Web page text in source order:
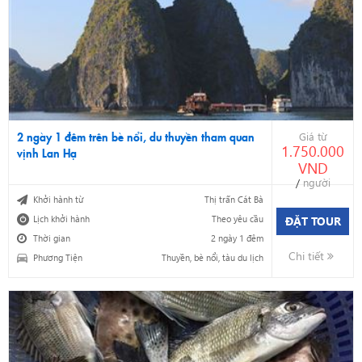
2 ngày 1 đêm trên bè nổi, du thuyền tham quan
vịnh Lan Hạ
Giá từ
1.750.000
VND
/ người
Khởi hành từ
Thị trấn Cát Bà
Lịch khởi hành
Theo yêu cầu
Thời gian
2 ngày 1 đêm
Phương Tiện
Thuyền, bè nổi, tàu du lịch
ĐẶT TOUR
Chi tiết